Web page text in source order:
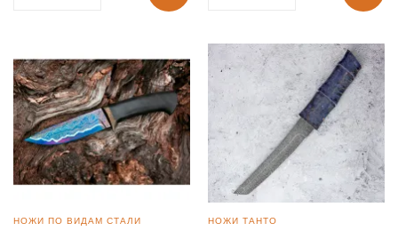
НОЖИ ПО ВИДАМ СТАЛИ НОЖИ ТАНТО